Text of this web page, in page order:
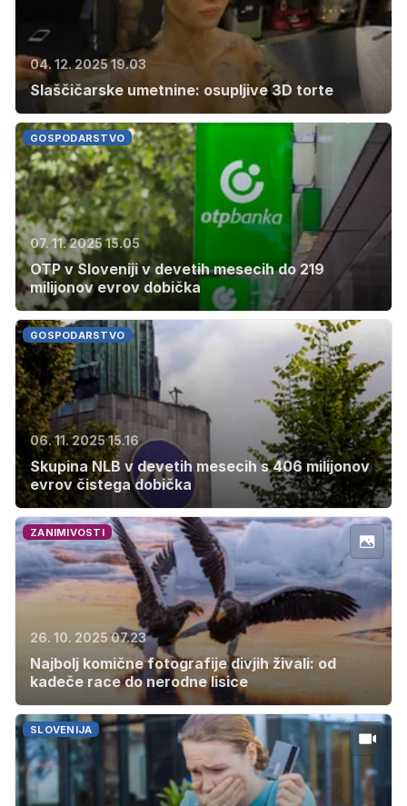
04. 12. 2025 19.03
Slaščičarske umetnine: osupljive 3D torte
GOSPODARSTVO
07. 11. 2025 15.05
OTP v Sloveniji v devetih mesecih do 219
milijonov evrov dobička
GOSPODARSTVO
06. 11. 2025 15.16
Skupina NLB v devetih mesecih s 406 milijonov
evrov čistega dobička
ZANIMIVOSTI
26. 10. 2025 07.23
Najbolj komične fotografije divjih živali: od
kadeče race do nerodne lisice
SLOVENIJA